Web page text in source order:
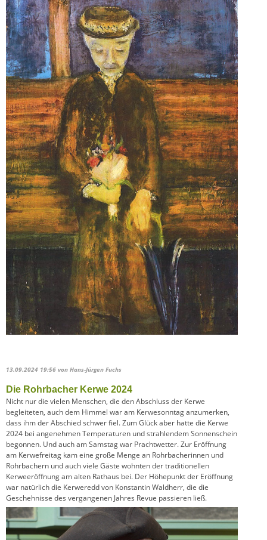
13.09.2024 19:56 von Hans-Jürgen Fuchs
Die Rohrbacher Kerwe 2024
Nicht nur die vielen Menschen, die den Abschluss der Kerwe
begleiteten, auch dem Himmel war am Kerwesonntag anzumerken,
dass ihm der Abschied schwer fiel. Zum Glück aber hatte die Kerwe
2024 bei angenehmen Temperaturen und strahlendem Sonnenschein
begonnen. Und auch am Samstag war Prachtwetter. Zur Eröffnung
am Kerwefreitag kam eine große Menge an Rohrbacherinnen und
Rohrbachern und auch viele Gäste wohnten der traditionellen
Kerweeröffnung am alten Rathaus bei. Der Höhepunkt der Eröffnung
war natürlich die Kerweredd von Konstantin Waldherr, die die
Geschehnisse des vergangenen Jahres Revue passieren ließ.